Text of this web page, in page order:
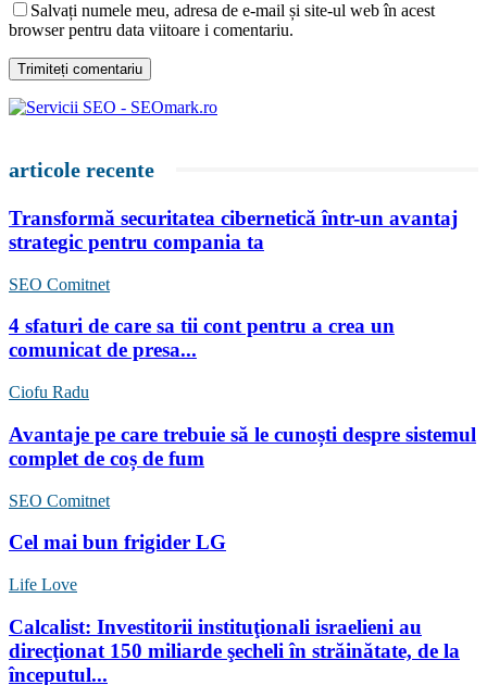
Salvați numele meu, adresa de e-mail și site-ul web în acest
browser pentru data viitoare i comentariu.
articole recente
Transformă securitatea cibernetică într-un avantaj
strategic pentru compania ta
SEO Comitnet
4 sfaturi de care sa tii cont pentru a crea un
comunicat de presa...
Ciofu Radu
Avantaje pe care trebuie să le cunoști despre sistemul
complet de coș de fum
SEO Comitnet
Cel mai bun frigider LG
Life Love
Calcalist: Investitorii instituţionali israelieni au
direcţionat 150 miliarde şecheli în străinătate, de la
începutul...